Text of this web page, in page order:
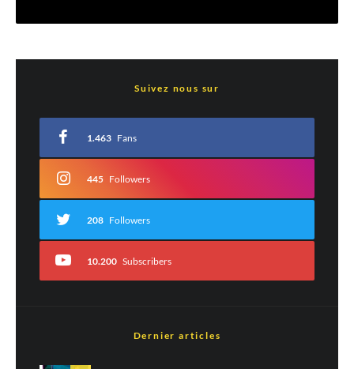
*
Commentaire*
Suivez nous sur
1.463 Fans
445 Followers
208 Followers
10.200 Subscribers
Dernier articles